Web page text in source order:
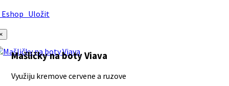
Uložit
Mašličky na boty Viava
Využiju kremove cervene a ruzove